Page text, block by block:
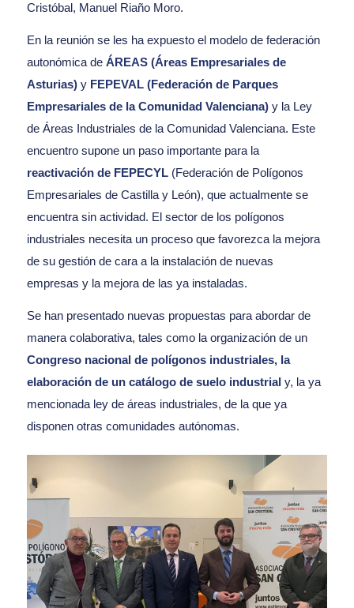
Cristóbal, Manuel Riaño Moro.
En la reunión se les ha expuesto el modelo de federación
autonómica de ÁREAS (Áreas Empresariales de
Asturias) y FEPEVAL (Federación de Parques
Empresariales de la Comunidad Valenciana)y la Ley
de Áreas Industriales de la Comunidad Valenciana. Este
encuentro supone un paso importante para la
reactivación de FEPECYL(Federación de Polígonos
Empresariales de Castilla y León), que actualmente se
encuentra sin actividad. El sector de los polígonos
industriales necesita un proceso que favorezca la mejora
de su gestión de cara a la instalación de nuevas
empresas y la mejora de las ya instaladas.
Se han presentado nuevas propuestas para abordar de
manera colaborativa, tales como la organización de un
Congreso nacional de polígonos industriales, la
elaboración de un catálogo de suelo industrialy, la ya
mencionada ley de áreas industriales, de la que ya
disponen otras comunidades autónomas.